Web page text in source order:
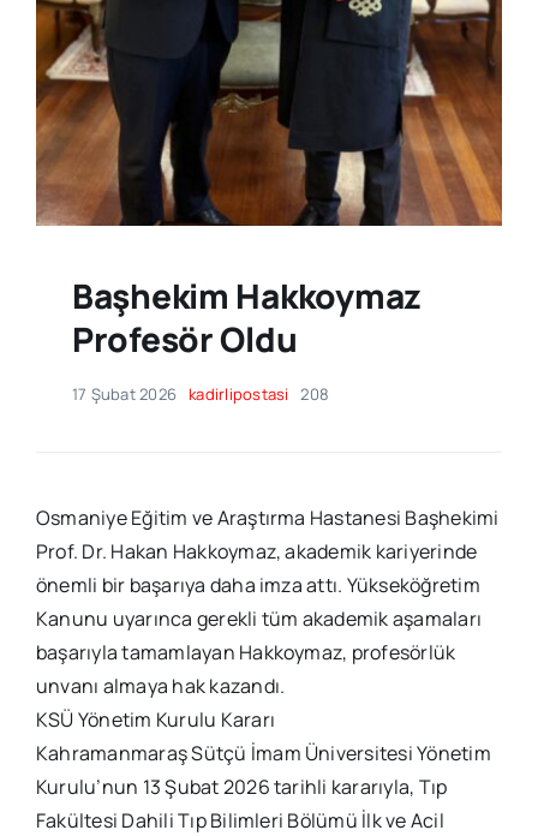
Başhekim Hakkoymaz
Profesör Oldu
17 Şubat 2026 kadirlipostasi 208
Osmaniye Eğitim ve Araştırma Hastanesi Başhekimi
Prof. Dr. Hakan Hakkoymaz, akademik kariyerinde
önemli bir başarıya daha imza attı. Yükseköğretim
Kanunu uyarınca gerekli tüm akademik aşamaları
başarıyla tamamlayan Hakkoymaz, profesörlük
unvanı almaya hak kazandı.
KSÜ Yönetim Kurulu Kararı
Kahramanmaraş Sütçü İmam Üniversitesi Yönetim
Kurulu’nun 13 Şubat 2026 tarihli kararıyla, Tıp
Fakültesi Dahili Tıp Bilimleri Bölümü İlk ve Acil